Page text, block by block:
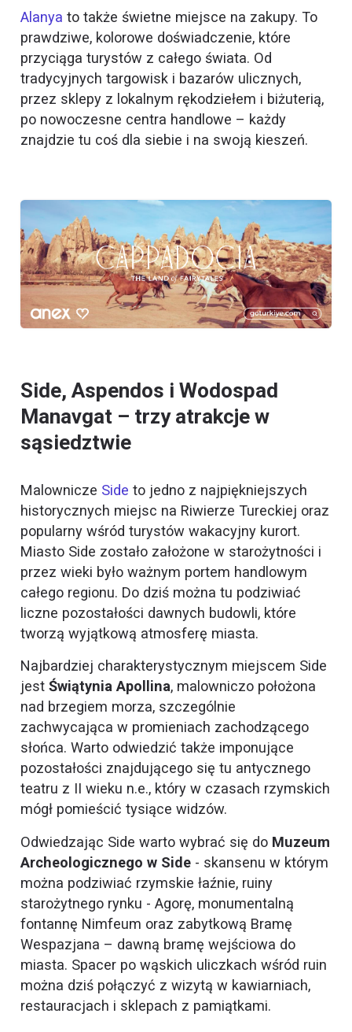
Alanyato także świetne miejsce na zakupy. To
prawdziwe, kolorowe doświadczenie, które
przyciąga turystów z całego świata. Od
tradycyjnych targowisk i bazarów ulicznych,
przez sklepy z lokalnym rękodziełem i biżuterią,
po nowoczesne centra handlowe – każdy
znajdzie tu coś dla siebie i na swoją kieszeń.
Side, Aspendos i Wodospad
Manavgat – trzy atrakcje w
sąsiedztwie
Malownicze Side to jedno z najpiękniejszych
historycznych miejsc na Riwierze Tureckiej oraz
popularny wśród turystów wakacyjny kurort.
Miasto Side zostało założone w starożytności i
przez wieki było ważnym portem handlowym
całego regionu. Do dziś można tu podziwiać
liczne pozostałości dawnych budowli, które
tworzą wyjątkową atmosferę miasta.
Najbardziej charakterystycznym miejscem Side
jest Świątynia Apollina, malowniczo położona
nad brzegiem morza, szczególnie
zachwycająca w promieniach zachodzącego
słońca. Warto odwiedzić także imponujące
pozostałości znajdującego się tu antycznego
teatru z II wieku n.e., który w czasach rzymskich
mógł pomieścić tysiące widzów.
Odwiedzając Side warto wybrać się do Muzeum
Archeologicznego w Side - skansenu w którym
można podziwiać rzymskie łaźnie, ruiny
starożytnego rynku - Agorę, monumentalną
fontannę Nimfeum oraz zabytkową Bramę
Wespazjana – dawną bramę wejściowa do
miasta. Spacer po wąskich uliczkach wśród ruin
można dziś połączyć z wizytą w kawiarniach,
restauracjach i sklepach z pamiątkami.